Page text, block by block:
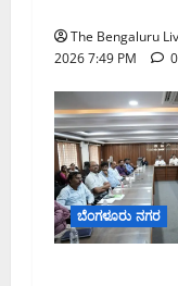
The Bengaluru
2026 7:49 PM
0
ಬೆಂಗಳೂರು ನಗರ